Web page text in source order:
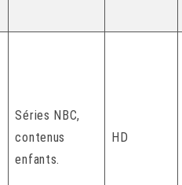
Séries NBC,
contenus
enfants.
HD